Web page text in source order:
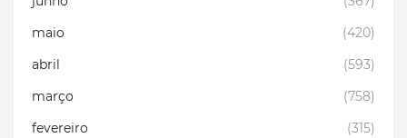
maio
(420)
abril
(593)
março
(758)
fevereiro
(315)